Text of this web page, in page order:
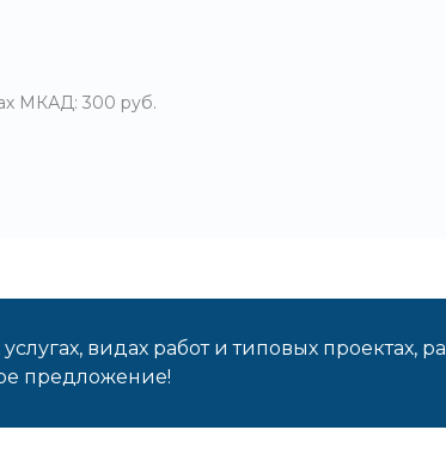
МКАД: 300 руб.
видах работ и типовых проектах,
предложение!